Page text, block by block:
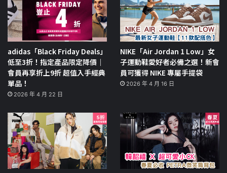
adidas「Black Friday Deals」
低至3折！指定產品限定降價｜
會員再享折上9折 超值入手經典
單品！
2026 年 4 月 22 日
NIKE「Air Jordan 1 Low」女
子運動鞋愛好者必備之選！新會
員可獲得 NIKE 專屬手提袋
2026 年 4 月 16 日